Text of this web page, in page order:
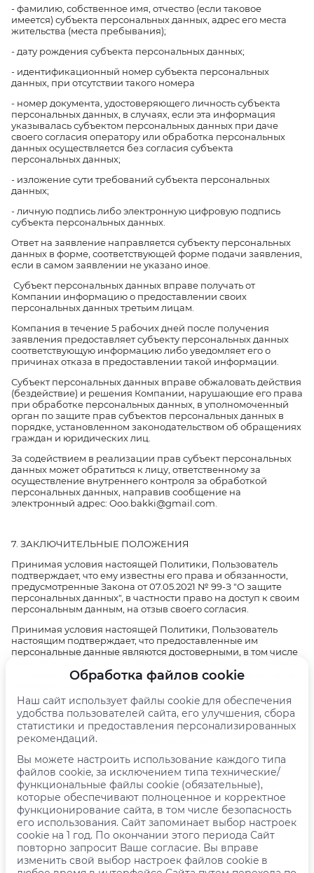
Обработка файлов cookie
Наш сайт использует файлы cookie для обеспечения
удобства пользователей сайта, его улучшения, сбора
статистики и предоставления персонализированных
рекомендаций.
Вы можете настроить использование каждого типа
файлов cookie, за исключением типа технические/
функциональные файлы cookie (обязательные),
которые обеспечивают полноценное и корректное
функционирование сайта, в том числе безопасность
его использования. Сайт запоминает выбор настроек
cookie на 1 год. По окончании этого периода Сайт
повторно запросит Ваше согласие. Вы вправе
изменить свой выбор настроек файлов cookie в
- фамилию, собственное имя, отчество (если таковое
имеется) субъекта персональных данных, адрес его места
жительства (места пребывания);
- дату рождения субъекта персональных данных;
- идентификационный номер субъекта персональных
данных, при отсутствии такого номера
- номер документа, удостоверяющего личность субъекта
персональных данных, в случаях, если эта информация
указывалась субъектом персональных данных при даче
своего согласия оператору или обработка персональных
данных осуществляется без согласия субъекта
персональных данных;
- изложение сути требований субъекта персональных
данных;
- личную подпись либо электронную цифровую подпись
субъекта персональных данных.
Ответ на заявление направляется субъекту персональных
данных в форме, соответствующей форме подачи заявления,
если в самом заявлении не указано иное.
Субъект персональных данных вправе получать от
Компании информацию о предоставлении своих
персональных данных третьим лицам.
Компания в течение 5 рабочих дней после получения
заявления предоставляет субъекту персональных данных
соответствующую информацию либо уведомляет его о
причинах отказа в предоставлении такой информации.
Субъект персональных данных вправе обжаловать действия
(бездействие) и решения Компании, нарушающие его права
при обработке персональных данных, в уполномоченный
орган по защите прав субъектов персональных данных в
порядке, установленном законодательством об обращениях
граждан и юридических лиц.
За содействием в реализации прав субъект персональных
данных может обратиться к лицу, ответственному за
осуществление внутреннего контроля за обработкой
персональных данных, направив сообщение на
электронный адрес: Ooo.bakki@gmail.com.
7. ЗАКЛЮЧИТЕЛЬНЫЕ ПОЛОЖЕНИЯ
Принимая условия настоящей Политики, Пользователь
подтверждает, что ему известны его права и обязанности,
предусмотренные Закона от 07.05.2021 № 99-З "О защите
персональных данных", в частности право на доступ к своим
персональным данным, на отзыв своего согласия.
Принимая условия настоящей Политики, Пользователь
настоящим подтверждает, что предоставленные им
персональные данные являются достоверными, в том числе
телефона, выделенным ему оператором связи. Оператор не
проверяет достоверность персональных данных,
предоставленных Пользователями, и не имеет возможности
оценивать дееспособность Пользователей. Однако
Оператор исходит из того, что Пользователь предоставляет
достоверные и достаточные персональные данные и
поддерживает их в актуальном состоянии.
Принимая во внимание специфику пространства сети
Интернет, Оператор не может гарантировать, что
неуполномоченные третьи лица не смогут обойти меры
защиты, реализуемые Операторам, или использовать
данные Пользователей в ненадлежащих целях, поскольку
такие действия не зависят от принятых Операторам мер.
Используя Сайт, Пользователь соглашается с
вышеуказанным порядком и условиями обработки
персональных данных.